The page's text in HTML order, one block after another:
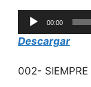
Reproductor
de
audio
00:00
Descargar
002- SIEMPRE